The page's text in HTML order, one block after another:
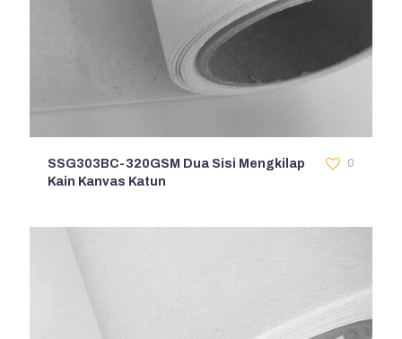
SSG303BC-320GSM Dua Sisi Mengkilap
Kain Kanvas Katun
0